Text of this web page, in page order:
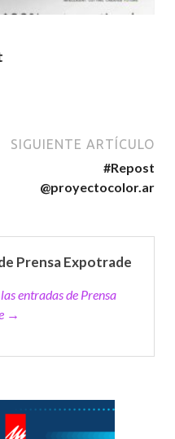
SIGUIENTE ARTÍCULO
#Repost
@proyectocolor.ar
Prensa Expotrade
entradas de Prensa
→